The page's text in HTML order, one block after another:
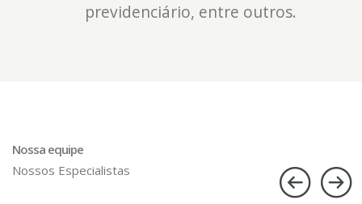
previdenciário, entre outros.
Nossa equipe
Nossos Especialistas